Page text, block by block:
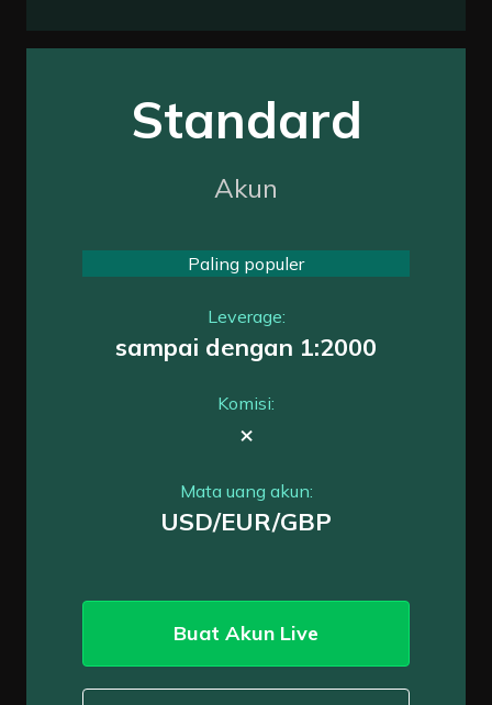
Standard
Akun
Paling populer
Leverage:
sampai dengan 1:2000
Komisi:
×
Mata uang akun:
USD/EUR/GBP
Buat Akun Live